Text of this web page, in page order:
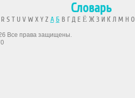
Словарь
S T U V W X Y Z А БВ Г Д Е Ё Ж З И К Л М Н О
Все права защищены.